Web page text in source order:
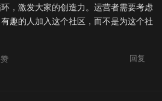
，激发大家的创造力。运营者需要考虑
趣的人加入这个社区，而不是为这个社
回复